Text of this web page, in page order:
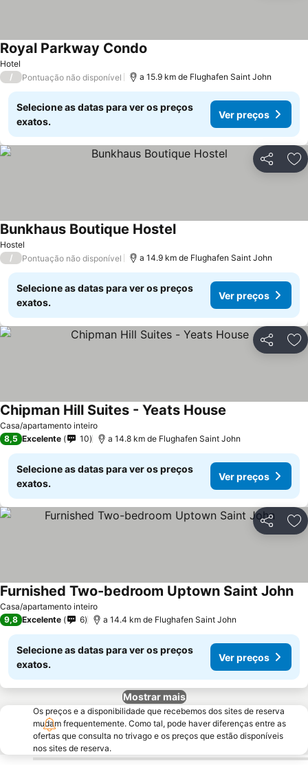
Hotel
Royal Parkway Condo
/ Pontuação não disponível a 15.9 km de Flughafen Saint John
Selecione as datas para ver os preços
exatos.
Ver preços
Partilhar
Hostel
Bunkhaus Boutique HostelVer preços
/ Pontuação não disponível a 14.9 km de Flughafen Saint John
Selecione as datas para ver os preços
exatos.
Ver preços
Partilhar
Casa/apartamento inteiro
Chipman Hill Suites - Yeats House
8,5 Excelente 10 a 14.8 km de Flughafen Saint John
Selecione as datas para ver os preços
exatos.
Ver preços
Partilhar
Casa/apartamento inteiro
Furnished Two-bedroom Uptown Saint John
9,8 Excelente 6 a 14.4 km de Flughafen Saint John
Selecione as datas para ver os preços
exatos.
Ver preços
Mostrar mais
Os preços e a disponibilidade que recebemos dos sites de reserva
mudam frequentemente. Como tal, pode haver diferenças entre as
ofertas que consulta no trivago e os preços que estão disponíveis
nos sites de reserva.